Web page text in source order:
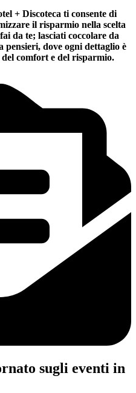
+ Discoteca ti consente di
il risparmio nella scelta
da te; lasciati coccolare da
pensieri, dove ogni dettaglio è
comfort e del risparmio.
sugli eventi in